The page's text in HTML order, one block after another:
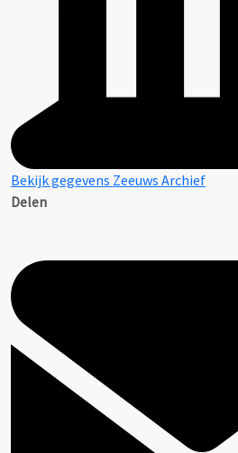
Bekijk gegevens Zeeuws Archief
Delen